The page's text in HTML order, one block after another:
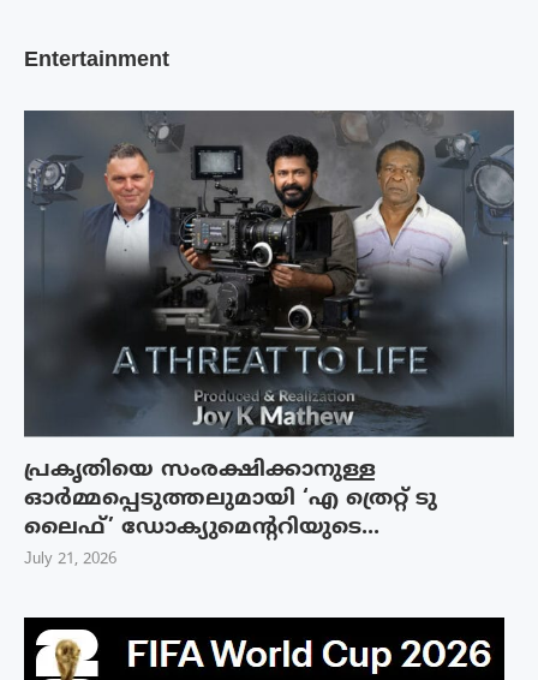
Entertainment
പ്രകൃതിയെ സംരക്ഷിക്കാനുള്ള
ഓർമ്മപ്പെടുത്തലുമായി ‘എ ത്രെറ്റ് ടു
ലൈഫ്’ ഡോക്യുമെന്ററിയുടെ...
July 21, 2026